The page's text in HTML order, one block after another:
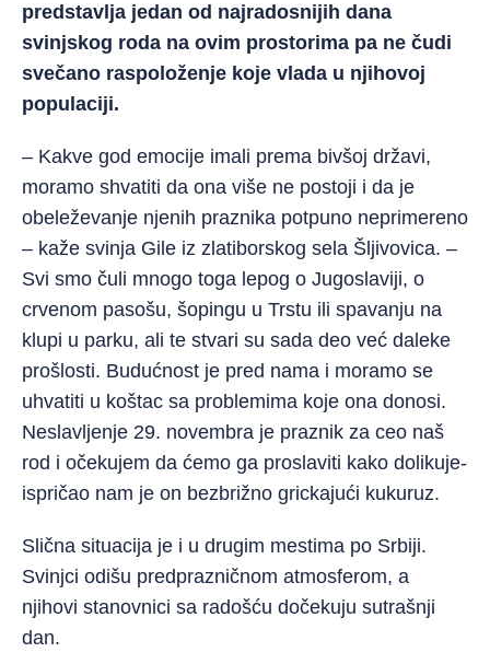
predstavlja jedan od najradosnijih dana
svinjskog roda na ovim prostorima pa ne čudi
svečano raspoloženje koje vlada u njihovoj
populaciji.
– Kakve god emocije imali prema bivšoj državi,
moramo shvatiti da ona više ne postoji i da je
obeleževanje njenih praznika potpuno neprimereno
– kaže svinja Gile iz zlatiborskog sela Šljivovica. –
Svi smo čuli mnogo toga lepog o Jugoslaviji, o
crvenom pasošu, šopingu u Trstu ili spavanju na
klupi u parku, ali te stvari su sada deo već daleke
prošlosti. Budućnost je pred nama i moramo se
uhvatiti u koštac sa problemima koje ona donosi.
Neslavljenje 29. novembra je praznik za ceo naš
rod i očekujem da ćemo ga proslaviti kako dolikuje-
ispričao nam je on bezbrižno grickajući kukuruz.
Slična situacija je i u drugim mestima po Srbiji.
Svinjci odišu predprazničnom atmosferom, a
njihovi stanovnici sa radošću dočekuju sutrašnji
dan.